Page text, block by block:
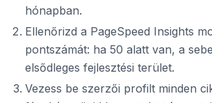
hónapban.
Ellenőrizd a PageSpeed Insights
pontszámát: ha 50 alatt van, a
elsődleges fejlesztési terület.
Vezess be szerzői profilt minden